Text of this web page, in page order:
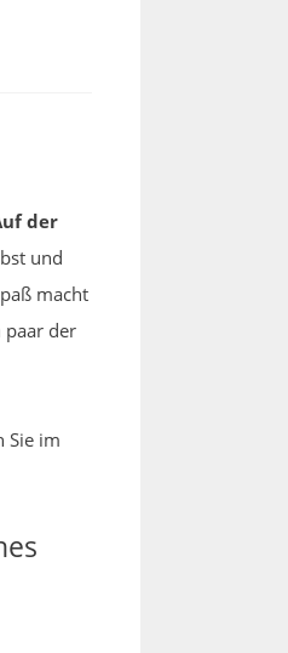
der
und
macht
paar der
Sie im